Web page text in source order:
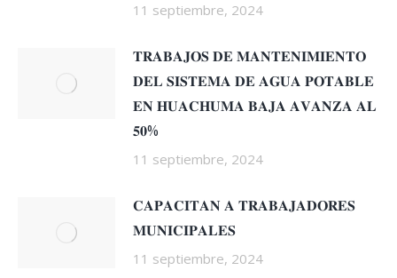
11 septiembre, 2024
𝐓𝐑𝐀𝐁𝐀𝐉𝐎𝐒 𝐃𝐄 𝐌𝐀𝐍𝐓𝐄𝐍𝐈𝐌𝐈𝐄𝐍𝐓𝐎
𝐃𝐄𝐋 𝐒𝐈𝐒𝐓𝐄𝐌𝐀 𝐃𝐄 𝐀𝐆𝐔𝐀 𝐏𝐎𝐓𝐀𝐁𝐋𝐄
𝐄𝐍 𝐇𝐔𝐀𝐂𝐇𝐔𝐌𝐀 𝐁𝐀𝐉𝐀 𝐀𝐕𝐀𝐍𝐙𝐀 𝐀𝐋
𝟓𝟎%
11 septiembre, 2024
𝐂𝐀𝐏𝐀𝐂𝐈𝐓𝐀𝐍 𝐀 𝐓𝐑𝐀𝐁𝐀𝐉𝐀𝐃𝐎𝐑𝐄𝐒
𝐌𝐔𝐍𝐈𝐂𝐈𝐏𝐀𝐋𝐄𝐒
11 septiembre, 2024